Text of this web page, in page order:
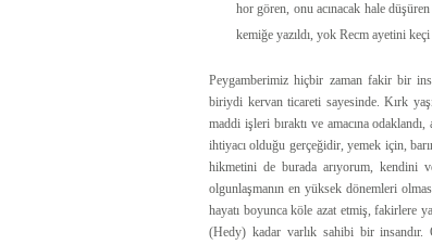
hor gören, onu acınacak hale
kemiğe yazıldı, yok Recm ayetini
Peygamberimiz hiçbir zaman fakir bir
biriydi kervan ticareti sayesinde. Kırk
maddi işleri bıraktı ve amacına
ihtiyacı olduğu gerçeğidir, yemek için,
hikmetini de burada arıyorum, kendini
olgunlaşmanın en yüksek dönemleri
hayatı boyunca köle azat etmiş, fakirlere
(Hedy) kadar varlık sahibi bir insandır.